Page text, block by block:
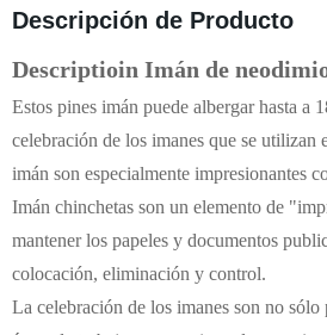
Descripción de Producto
Descriptioin Imán de
Estos pines imán puede albergar hasta a
celebración de los imanes que se utilizan
imán son especialmente impresionantes
Imán chinchetas son un elemento de
mantener los papeles y documentos
colocación, eliminación y control.
La celebración de los imanes son no